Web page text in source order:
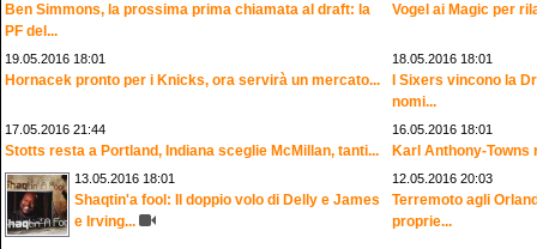
Ben Simmons, la prossima prima chiamata al draft: la
PF del...
Vogel ai Magic per
19.05.2016 18:01
Hornacek pronto per i Knicks, ora servirà un mercato...
18.05.2016 18:01
I Sixers vincono la
nomi...
17.05.2016 21:44
Stotts resta a Portland, Indiana sceglie McMillan, tanti...
16.05.2016 18:01
Karl Anthony-
13.05.2016 18:01
Shaqtin'a fool: Il doppio volo di Delly e James
e Irving...
12.05.2016 20:03
Terremoto agli
proprie...